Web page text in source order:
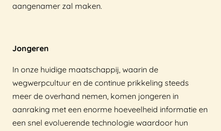
aangenamer zal maken.
Jongeren
In onze huidige maatschappij, waarin de
wegwerpcultuur en de continue prikkeling steeds
meer de overhand nemen, komen jongeren in
aanraking met een enorme hoeveelheid informatie en
een snel evoluerende technologie waardoor hun